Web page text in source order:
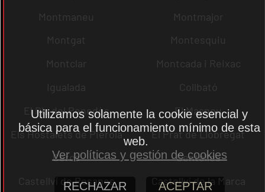
Montmaneu
Montmajor
Montgat
Montesquiu
Montclar
Montcada i Reixac
Igualada
Collbató
El Pla del Penedès
El Masnou
Els Hostalets de Pierola
El Prat de Llobregat
Cercs
Centelles
Castellví de Rosanes
Castellví de la Marca
Utilizamos solamente la cookie esencial y
básica para el funcionamiento mínimo de esta
web.
Ver políticas y gestión de cookies
RECHAZAR ACEPTAR